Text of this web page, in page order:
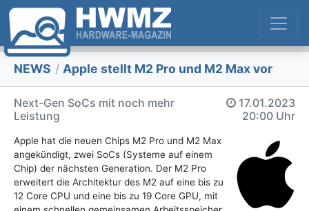
NEWS / Apple stellt M2 Pro und M2 Max vor
Next-Gen SoCs mit noch mehr
Leistung
17.01.2023
20:00 Uhr
Apple hat die neuen Chips M2 Pro und M2 Max
angekündigt, zwei SoCs (Systeme auf einem
Chip) der nächsten Generation. Der M2 Pro
erweitert die Architektur des M2 auf eine bis zu
12 Core CPU und eine bis zu 19 Core GPU, mit